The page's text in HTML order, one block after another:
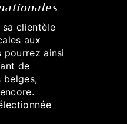
clientèle
aux
pourrez ainsi
de
belges,